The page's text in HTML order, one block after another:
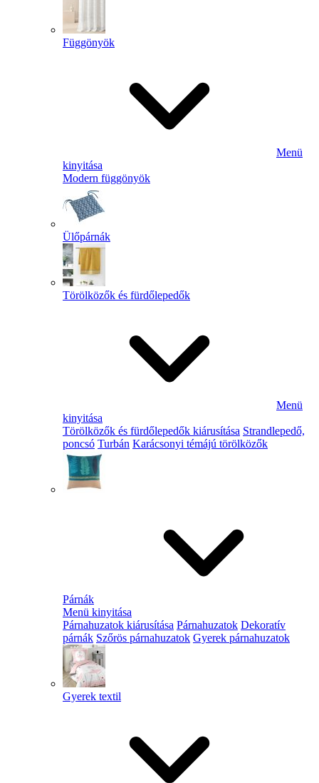
Függönyök
Menü
kinyitása
Modern függönyök
Ülőpárnák
Törölközők és fürdőlepedők
Menü
kinyitása
Törölközők és fürdőlepedők kiárusítása Strandlepedő,
poncsó Turbán Karácsonyi témájú törölközők
Párnák
Menü kinyitása
Párnahuzatok kiárusítása Párnahuzatok Dekoratív
párnák Szőrös párnahuzatok Gyerek párnahuzatok
Gyerek textil